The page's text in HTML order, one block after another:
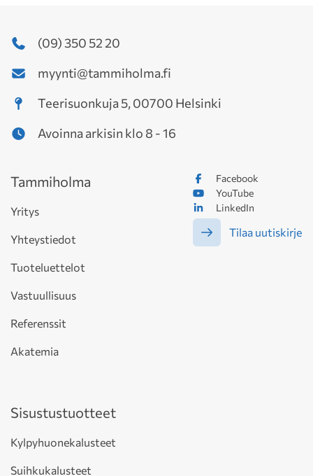
(09) 350 52 20
myynti@tammiholma.fi
Teerisuonkuja 5, 00700 Helsinki
Avoinna arkisin klo 8 - 16
Facebook
YouTube
LinkedIn
Tilaa uutiskirje
Tammiholma
Yritys
Yhteystiedot
Tuoteluettelot
Vastuullisuus
Referenssit
Akatemia
Sisustustuotteet
Kylpyhuonekalusteet
Suihkukalusteet